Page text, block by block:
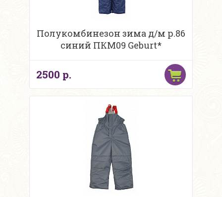
Полукомбинезон зима д/м р.86
синий ПКМ09 Geburt*
2500 р.